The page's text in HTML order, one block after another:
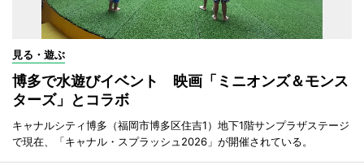
見る・遊ぶ
博多で水遊びイベント 映画「ミニオンズ＆モンス
ターズ」とコラボ
キャナルシティ博多（福岡市博多区住吉1）地下1階サンプラザステージ
で現在、「キャナル・スプラッシュ2026」が開催されている。